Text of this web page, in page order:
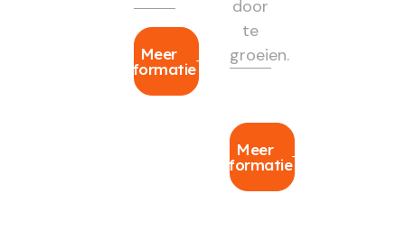
Meer
informatie
door
te
groeien.
Meer
informatie